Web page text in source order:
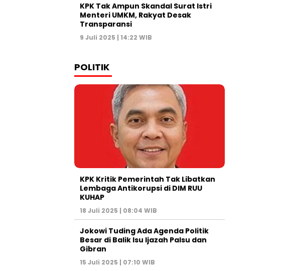
KPK Tak Ampun Skandal Surat Istri
Menteri UMKM, Rakyat Desak
Transparansi
9 Juli 2025 | 14:22 WIB
POLITIK
KPK Kritik Pemerintah Tak Libatkan
Lembaga Antikorupsi di DIM RUU
KUHAP
18 Juli 2025 | 08:04 WIB
Jokowi Tuding Ada Agenda Politik
Besar di Balik Isu Ijazah Palsu dan
Gibran
15 Juli 2025 | 07:10 WIB